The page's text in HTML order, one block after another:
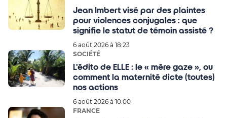
Jean Imbert visé par des plaintes
pour violences conjugales : que
signifie le statut de témoin assisté ?
6 août 2026 à 18:23
SOCIÉTÉ
L'édito de ELLE : le « mère gaze », ou
comment la maternité dicte (toutes)
nos actions
6 août 2026 à 10:00
FRANCE